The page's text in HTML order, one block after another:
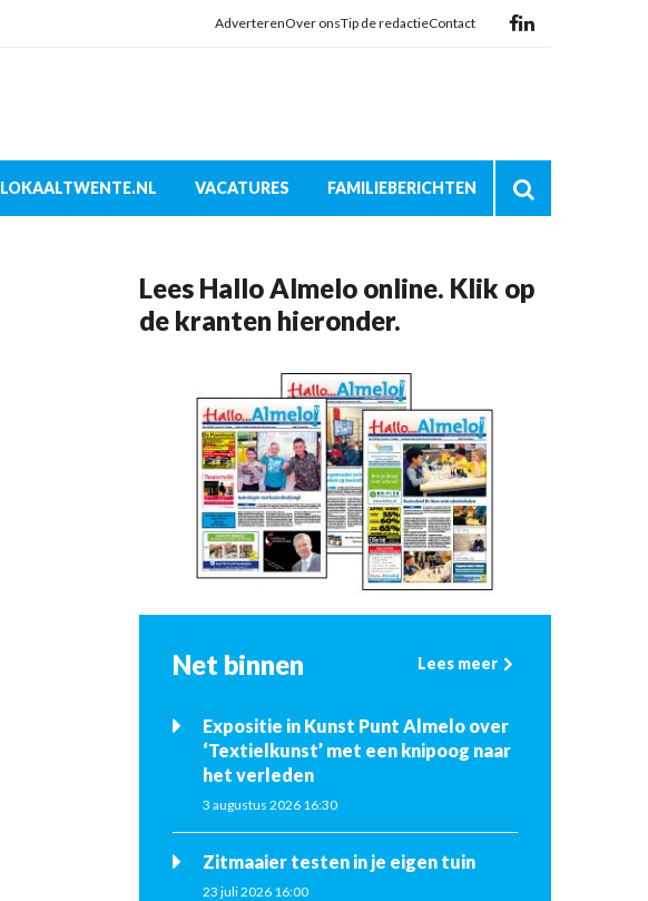
AdverterenOver onsTip de redactieContact
LOKAALTWENTE.NL VACATURES FAMILIEBERICHTEN
Lees Hallo Almelo online. Klik op
de kranten hieronder.
Net binnen Lees meer
Expositie in Kunst Punt Almelo over
‘Textielkunst’ met een knipoog naar
het verleden
3 augustus 2026 16:30
Zitmaaier testen in je eigen tuin
23 juli 2026 16:00